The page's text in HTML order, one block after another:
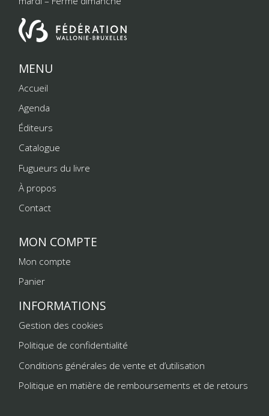
MENU
Accueil
Agenda
Éditeurs
Catalogue
Fugueurs du livre
À propos
Contact
MON COMPTE
Mon compte
Panier
INFORMATIONS
Gestion des cookies
Politique de confidentialité
Conditions générales de vente et d’utilisation
Politique en matière de remboursements et de retours